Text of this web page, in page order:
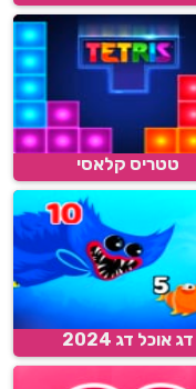
טטריס קלאסי
דג אוכל דג 2024